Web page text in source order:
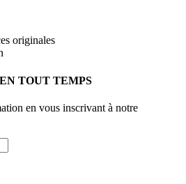
originales
TOUT TEMPS
en vous inscrivant à notre